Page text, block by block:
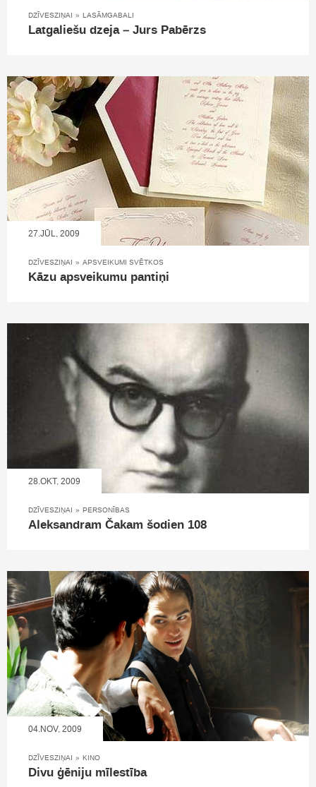
DZĪVESZIŅAI » LASĀMGABALI
Latgaliešu dzeja – Jurs Pabērzs
27.JŪL, 2009
DZĪVESZIŅAI » APSVEIKUMI SVĒTKOS
Kāzu apsveikumu pantiņi
28.OKT, 2009
DZĪVESZIŅAI » PERSONĪBAS
Aleksandram Čakam šodien 108
04.NOV, 2009
DZĪVESZIŅAI » KINO
Divu ģēniju mīlestība